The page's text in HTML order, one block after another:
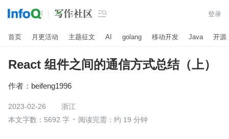
 登录
首页 月更活动 主题征文 AI golang 移动开发 Java 开源
React 组件之间的通信方式总结（上）
作者： beifeng1996
2023-02-26
浙江
本文字数：5692 字
阅读完需：约 19 分钟